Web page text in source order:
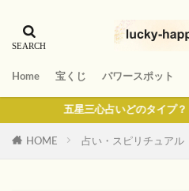
Home 宝くじ パワースポット
五星三心占いどのタイプ？
HOME 占い・スピリチュアル